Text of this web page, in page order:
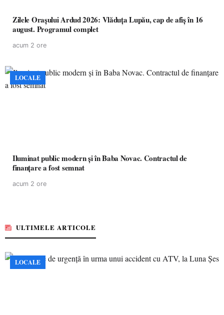
Zilele Orașului Ardud 2026: Vlăduța Lupău, cap de afiș în 16
august. Programul complet
acum 2 ore
LOCALE
Iluminat public modern și în Baba Novac. Contractul de
finanțare a fost semnat
acum 2 ore
ULTIMELE ARTICOLE
LOCALE